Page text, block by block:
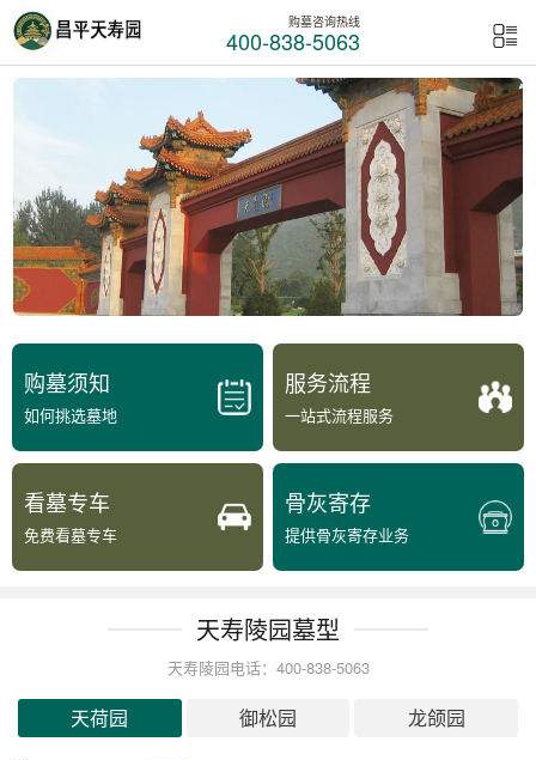
购墓咨询热线
400-838-5063
购墓须知
如何挑选墓地
服务流程
一站式流程服务
看墓专车
免费看墓专车
骨灰寄存
提供骨灰寄存业务
天寿陵园墓型
天寿陵园电话：400-838-5063
天荷园 御松园 龙颌园